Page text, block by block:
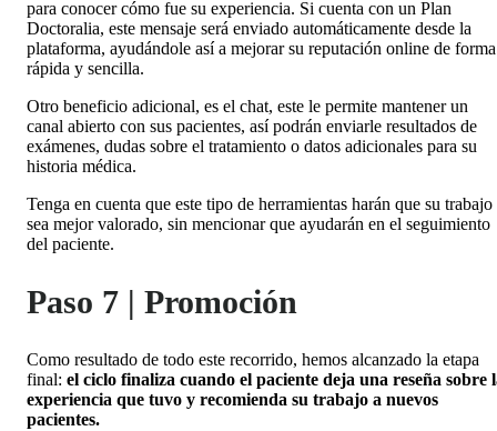
para conocer cómo fue su experiencia. Si cuenta con un Plan
Doctoralia, este mensaje será enviado automáticamente desde la
plataforma, ayudándole así a mejorar su reputación online de forma
rápida y sencilla.
Otro beneficio adicional, es el chat, este le permite mantener un
canal abierto con sus pacientes, así podrán enviarle resultados de
exámenes, dudas sobre el tratamiento o datos adicionales para su
historia médica.
Tenga en cuenta que este tipo de herramientas harán que su trabajo
sea mejor valorado, sin mencionar que ayudarán en el seguimiento
del paciente.
Paso 7 | Promoción
Como resultado de todo este recorrido, hemos alcanzado la etapa
final: el ciclo finaliza cuando el paciente deja una reseña sobre
experiencia que tuvo y recomienda su trabajo a nuevos
pacientes.